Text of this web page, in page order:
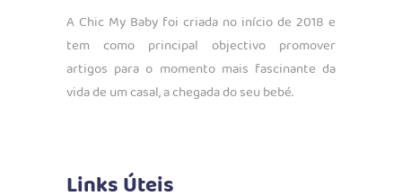
A Chic My Baby foi criada no início de 2018 e
tem como principal objectivo promover
artigos para o momento mais fascinante da
vida de um casal, a chegada do seu bebé.
Links Úteis